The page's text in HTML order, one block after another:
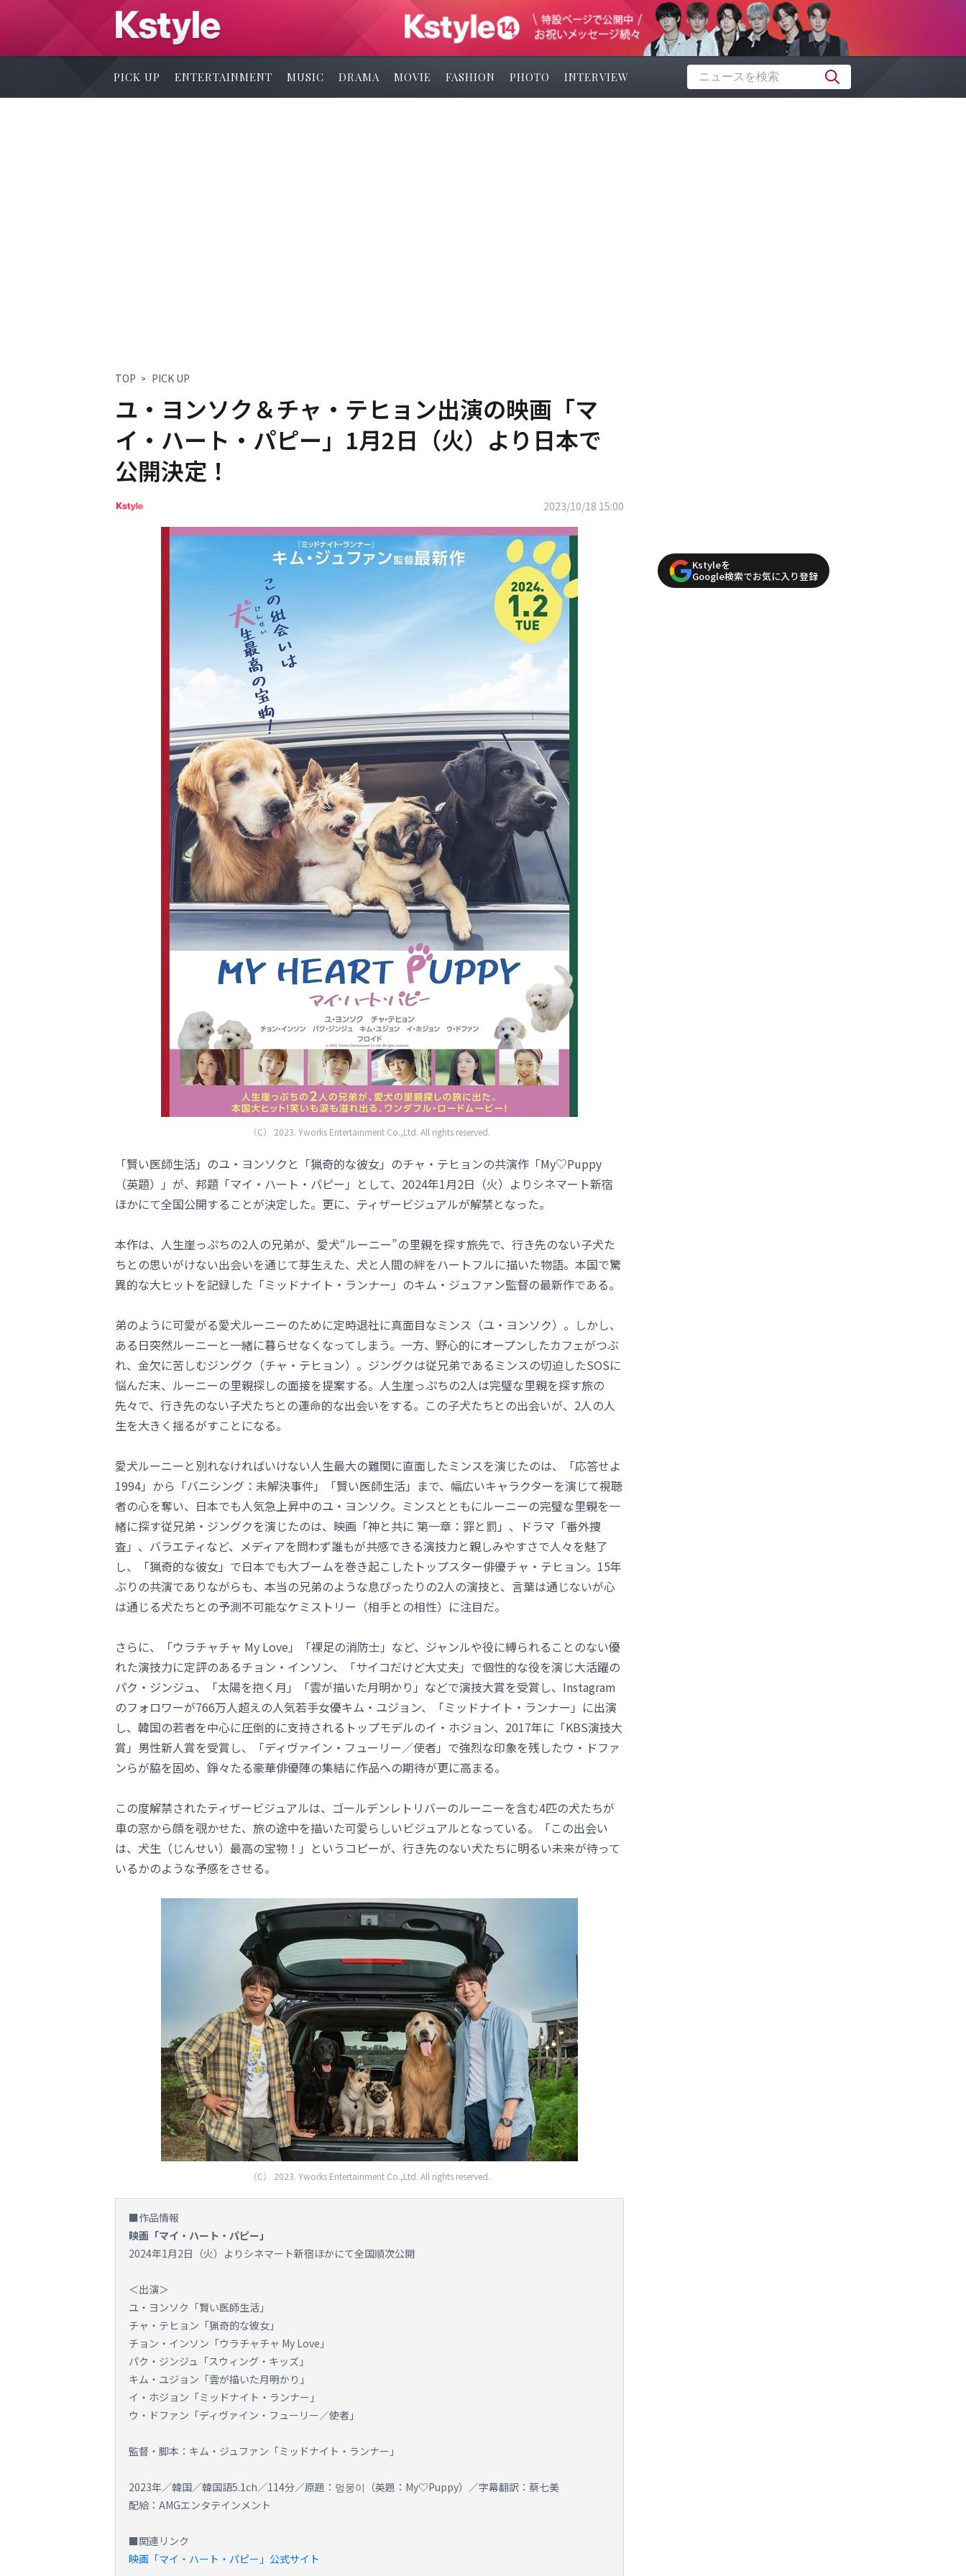
PICK UP ENTERTAINMENT MUSIC DRAMA MOVIE FASHION PHOTO INTERVIEW
TOP PICK UP
ユ・ヨンソク＆チャ・テヒョン出演の映画「マ
イ・ハート・パピー」1月2日（火）より日本で
公開決定！
2023/10/18 15:00
（C） 2023. Yworks Entertainment Co.,Ltd. All rights reserved.
「賢い医師生活」のユ・ヨンソクと「猟奇的な彼女」のチャ・テヒョンの共演作「My♡Puppy
（英題）」が、邦題「マイ・ハート・パピー」として、2024年1月2日（火）よりシネマート新宿
ほかにて全国公開することが決定した。更に、ティザービジュアルが解禁となった。
本作は、人生崖っぷちの2人の兄弟が、愛犬“ルーニー”の里親を探す旅先で、行き先のない子犬た
ちとの思いがけない出会いを通じて芽生えた、犬と人間の絆をハートフルに描いた物語。本国で驚
異的な大ヒットを記録した「ミッドナイト・ランナー」のキム・ジュファン監督の最新作である。
弟のように可愛がる愛犬ルーニーのために定時退社に真面目なミンス（ユ・ヨンソク）。しかし、
ある日突然ルーニーと一緒に暮らせなくなってしまう。一方、野心的にオープンしたカフェがつぶ
れ、金欠に苦しむジングク（チャ・テヒョン）。ジングクは従兄弟であるミンスの切迫したSOSに
悩んだ末、ルーニーの里親探しの面接を提案する。人生崖っぷちの2人は完璧な里親を探す旅の
先々で、行き先のない子犬たちとの運命的な出会いをする。この子犬たちとの出会いが、2人の人
生を大きく揺るがすことになる。
愛犬ルーニーと別れなければいけない人生最大の難関に直面したミンスを演じたのは、「応答せよ
1994」から「バニシング：未解決事件」「賢い医師生活」まで、幅広いキャラクターを演じて視聴
者の心を奪い、日本でも人気急上昇中のユ・ヨンソク。ミンスとともにルーニーの完璧な里親を一
緒に探す従兄弟・ジングクを演じたのは、映画「神と共に 第一章：罪と罰」、ドラマ「番外捜
査」、バラエティなど、メディアを問わず誰もが共感できる演技力と親しみやすさで人々を魅了
し、「猟奇的な彼女」で日本でも大ブームを巻き起こしたトップスター俳優チャ・テヒョン。15年
ぶりの共演でありながらも、本当の兄弟のような息ぴったりの2人の演技と、言葉は通じないが心
は通じる犬たちとの予測不可能なケミストリー（相手との相性）に注目だ。
さらに、「ウラチャチャ My Love」「裸足の消防士」など、ジャンルや役に縛られることのない優
れた演技力に定評のあるチョン・インソン、「サイコだけど大丈夫」で個性的な役を演じ大活躍の
パク・ジンジュ、「太陽を抱く月」「雲が描いた月明かり」などで演技大賞を受賞し、Instagram
のフォロワーが766万人超えの人気若手女優キム・ユジョン、「ミッドナイト・ランナー」に出演
し、韓国の若者を中心に圧倒的に支持されるトップモデルのイ・ホジョン、2017年に「KBS演技大
賞」男性新人賞を受賞し、「ディヴァイン・フューリー／使者」で強烈な印象を残したウ・ドファ
ンらが脇を固め、錚々たる豪華俳優陣の集結に作品への期待が更に高まる。
この度解禁されたティザービジュアルは、ゴールデンレトリバーのルーニーを含む4匹の犬たちが
車の窓から顔を覗かせた、旅の途中を描いた可愛らしいビジュアルとなっている。「この出会い
は、犬生（じんせい）最高の宝物！」というコピーが、行き先のない犬たちに明るい未来が待って
いるかのような予感をさせる。
（C） 2023. Yworks Entertainment Co.,Ltd. All rights reserved.
■作品情報
映画「マイ・ハート・パピー」
2024年1月2日（火）よりシネマート新宿ほかにて全国順次公開
＜出演＞
ユ・ヨンソク「賢い医師生活」
チャ・テヒョン「猟奇的な彼女」
チョン・インソン「ウラチャチャ My Love」
パク・ジンジュ「スウィング・キッズ」
キム・ユジョン「雲が描いた月明かり」
イ・ホジョン「ミッドナイト・ランナー」
ウ・ドファン「ディヴァイン・フューリー／使者」
監督・脚本：キム・ジュファン「ミッドナイト・ランナー」
2023年／韓国／韓国語5.1ch／114分／原題：멍뭉이（英題：My♡Puppy）／字幕翻訳：蔡七美
配給：AMGエンタテインメント
■関連リンク
映画「マイ・ハート・パピー」公式サイト
Kstyleを
Google検索でお気に入り登録